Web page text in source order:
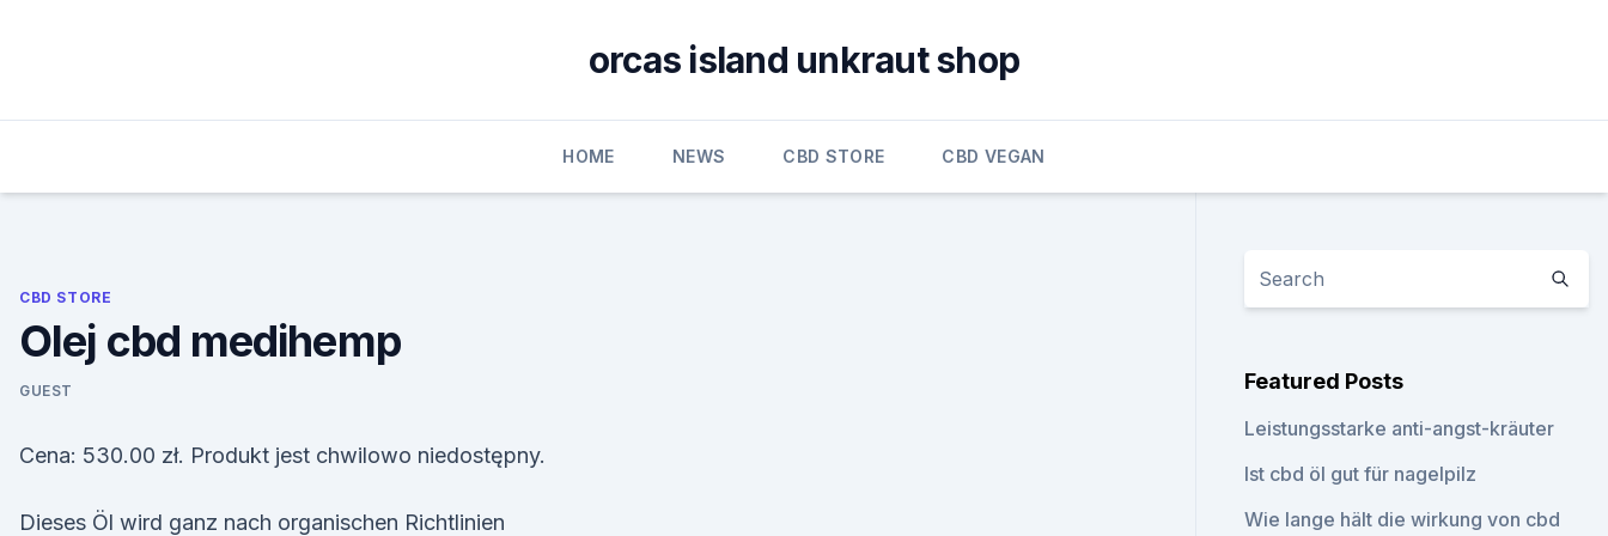
orcas island unkraut shop
HOME NEWS CBD STORE CBD VEGAN
CBD STORE
Olej cbd medihemp
GUEST
Cena: 530.00 zł. Produkt jest chwilowo niedostępny.
Dieses Öl wird ganz nach organischen Richtlinien
Featured Posts
Leistungsstarke anti-angst-kräuter
Ist cbd öl gut für nagelpilz
Wie lange hält die wirkung von cbd